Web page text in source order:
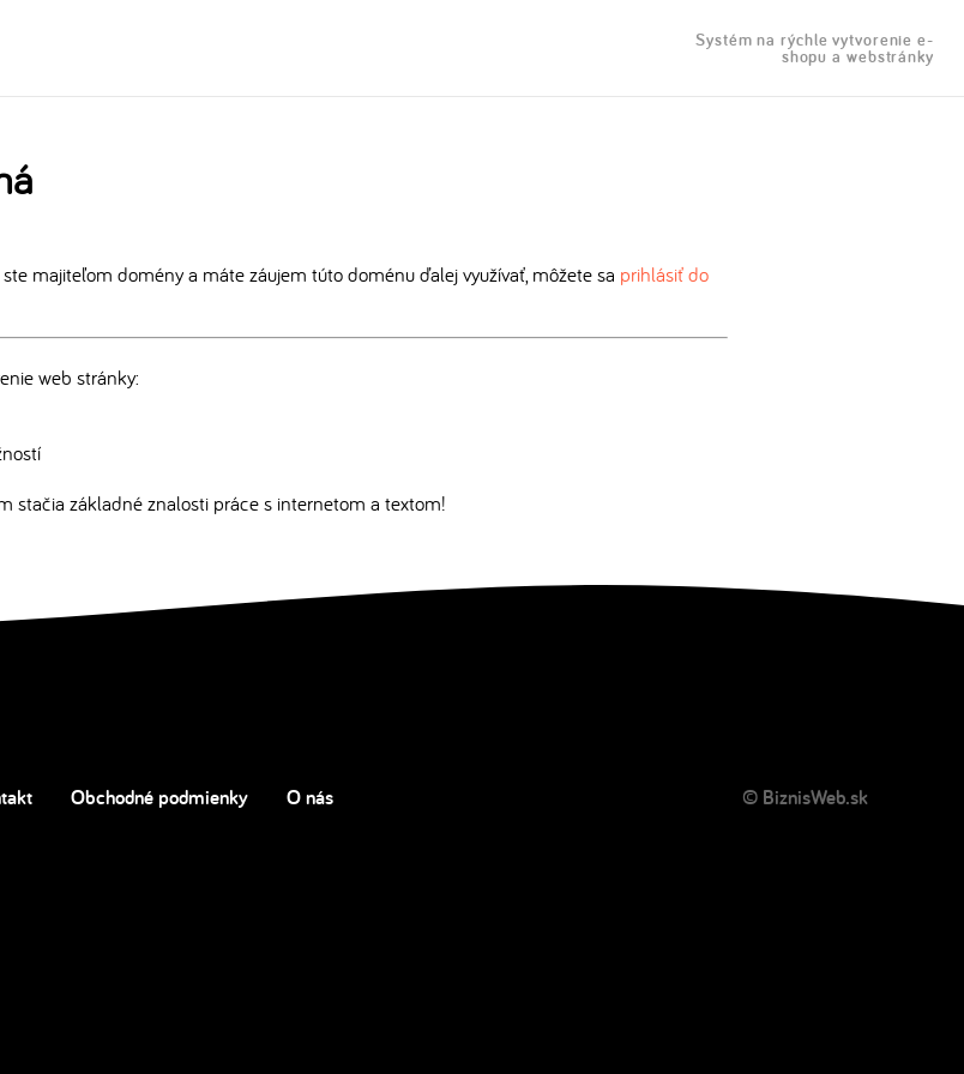
Systém na rýchle vytvorenie e-
shopu a webstránky
majiteľom domény a máte záujem túto doménu ďalej využívať, môžete sa prihlásiť do
web stránky:
stačia základné znalosti práce s internetom a textom!
Obchodné podmienky O nás © BiznisWeb.sk